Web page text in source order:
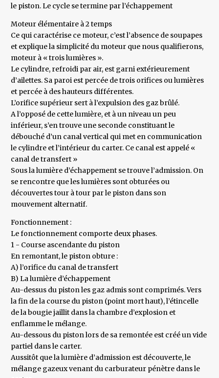
le piston. Le cycle se termine par l’échappement
Moteur élémentaire à 2 temps
Ce qui caractérise ce moteur, c’est l’absence de soupapes
et explique la simplicité du moteur que nous qualifierons,
moteur à « trois lumières ».
Le cylindre, refroidi par air, est garni extérieurement
d’ailettes. Sa paroi est percée de trois orifices ou lumières
et percée à des hauteurs différentes.
L’orifice supérieur sert à l’expulsion des gaz brûlé.
A l’opposé de cette lumière, et à un niveau un peu
inférieur, s’en trouve une seconde constituant le
débouché d’un canal vertical qui met en communication
le cylindre et l’intérieur du carter. Ce canal est appelé «
canal de transfert »
Sous la lumière d’échappement se trouve l’admission. On
se rencontre que les lumières sont obturées ou
découvertes tour à tour par le piston dans son
mouvement alternatif.
Fonctionnement :
Le fonctionnement comporte deux phases.
1 - Course ascendante du piston
En remontant, le piston obture :
A) l’orifice du canal de transfert
B) La lumière d’échappement
Au-dessus du piston les gaz admis sont comprimés. Vers
la fin de la course du piston (point mort haut), l’étincelle
de la bougie jaillit dans la chambre d’explosion et
enflamme le mélange.
Au-dessous du piston lors de sa remontée est créé un vide
partiel dans le carter.
Aussitôt que la lumière d’admission est découverte, le
mélange gazeux venant du carburateur pénètre dans le